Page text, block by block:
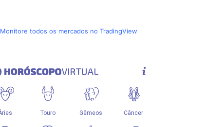
Monitore todos os mercados no TradingView